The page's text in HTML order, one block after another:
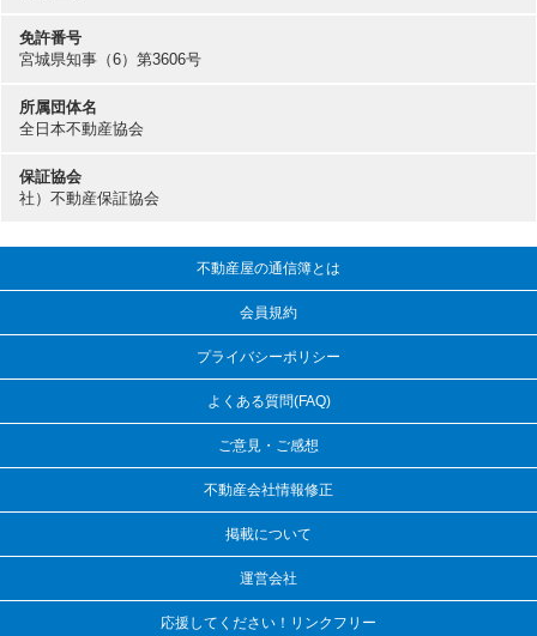
免許番号
宮城県知事（6）第3606号
所属団体名
全日本不動産協会
保証協会
社）不動産保証協会
不動産屋の通信簿とは
会員規約
プライバシーポリシー
よくある質問(FAQ)
ご意見・ご感想
不動産会社情報修正
掲載について
運営会社
応援してください！リンクフリー